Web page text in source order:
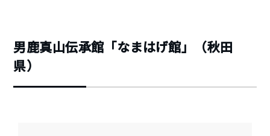
男鹿真山伝承館「なまはげ館」（秋田
県）